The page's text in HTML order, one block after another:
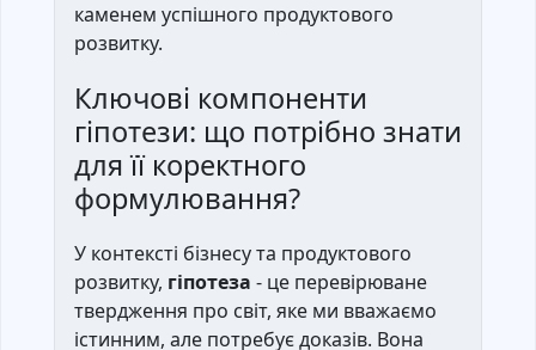
каменем успішного продуктового
розвитку.
Ключові компоненти
гіпотези: що потрібно знати
для її коректного
формулювання?
У контексті бізнесу та продуктового
розвитку, гіпотеза - це перевірюване
твердження про світ, яке ми вважаємо
істинним, але потребує доказів. Вона